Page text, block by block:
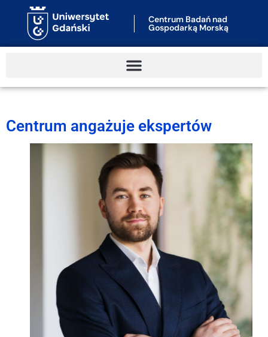
Centrum Badań nad
Gospodarką Morską
Centrum angażuje ekspertów